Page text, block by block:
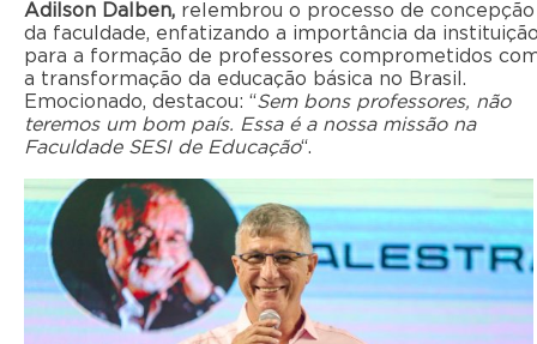
Adilson Dalben, relembrou o processo de concepção
da faculdade, enfatizando a importância da
para a formação de professores comprometidos
a transformação da educação básica no Brasil.
Emocionado, destacou: “Sem bons professores, não
teremos um bom país. Essa é a nossa missão na
Faculdade SESI de Educação“.